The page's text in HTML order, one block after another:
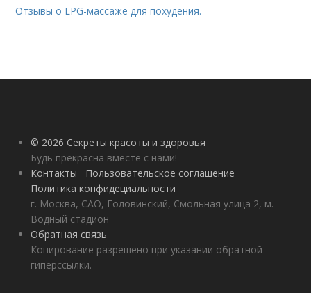
Отзывы о LPG-массаже для похудения.
© 2026 Секреты красоты и здоровья
Будь прекрасна вместе с нами!
Контакты
Пользовательское соглашение
Политика конфидециальности
г. Москва, САО, Головинский, Смольная улица 2, м.
Водный стадион
Обратная связь
Копирование разрешено при указании обратной
гиперссылки.